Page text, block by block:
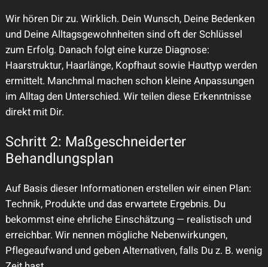
Wir hören Dir zu. Wirklich. Dein Wunsch, Deine Bedenken
und Deine Alltagsgewohnheiten sind oft der Schlüssel
zum Erfolg. Danach folgt eine kurze Diagnose:
Haarstruktur, Haarlänge, Kopfhaut sowie Hauttyp werden
ermittelt. Manchmal machen schon kleine Anpassungen
im Alltag den Unterschied. Wir teilen diese Erkenntnisse
direkt mit Dir.
Schritt 2: Maßgeschneiderter
Behandlungsplan
Auf Basis dieser Informationen erstellen wir einen Plan:
Technik, Produkte und das erwartete Ergebnis. Du
bekommst eine ehrliche Einschätzung — realistisch und
erreichbar. Wir nennen mögliche Nebenwirkungen,
Pflegeaufwand und geben Alternativen, falls Du z. B. wenig